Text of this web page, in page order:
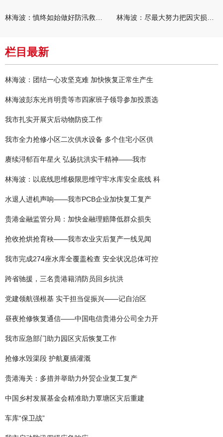
栏目最新
林海波：团结一心攻坚克难 加快恢复正常生产生
林海波彭东光肖明贵等市四家班子领导参加投票选
我市扎实开展灾后动物防疫工作
我市全力抢修小区二次供水设备 多个住宅小区供
赓续浔郁百年星火 弘扬抗洪实干精神——我市
林海波：以底线思维极限思维守牢水库安全底线 科
水退人进机声响——我市PCB企业加快复工复产
贵港金融监管分局：加快金融理赔降低群众损失
抢收抢烘抢育秧——我市农业灾后复产一线见闻
我市完成274座水库全覆盖检查 安全状况总体可控
跨省驰援，三名贵港籍消防员回乡抗洪
党建领航强根基 实干担当促振兴——记自治区
昼夜抢修恢复通信——中国电信贵港分公司全力开
我市应急部门助力园区灾后恢复工作
抢修水毁渠段 护航夏插灌溉
贵港海关：多措并举助力外贸企业复工复产
中国乡村发展基金会精准助力覃塘区灾后重建
车库“保卫战”